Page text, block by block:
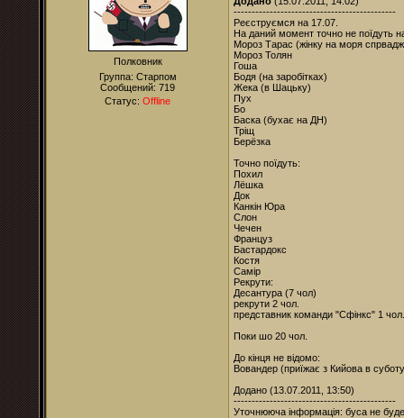
Полковник
Группа: Старпом
Сообщений: 719
Статус: Offline
---------------------------------------------
Реєструємся на 17.07.
На даний момент точно не поїдуть
Мороз Тарас (жінку на моря
Мороз Толян
Гоша
Бодя (на заробітках)
Жека (в Шацьку)
Пух
Бо
Баска (бухає на ДН)
Тріщ
Берёзка
Точно поїдуть:
Похил
Лёшка
Док
Канкін Юра
Слон
Чечен
Француз
Бастардокс
Костя
Самір
Рекрути:
Десантура (7 чол)
рекрути 2 чол.
представник команди "Сфінкс" 1 чол.
Поки шо 20 чол.
До кінця не відомо:
Вовандер (приїжає з Кийова в
Додано (13.07.2011, 13:50)
---------------------------------------------
Уточнююча інформація: буса не